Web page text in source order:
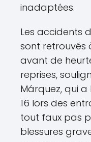
inadaptées.
Les accidents
sont retrouvés
avant de
reprises,
Márquez, qui
16 lors des
tout faux pas
blessures